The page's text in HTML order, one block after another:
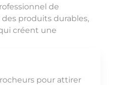
de
produits durables,
créent une
pour attirer